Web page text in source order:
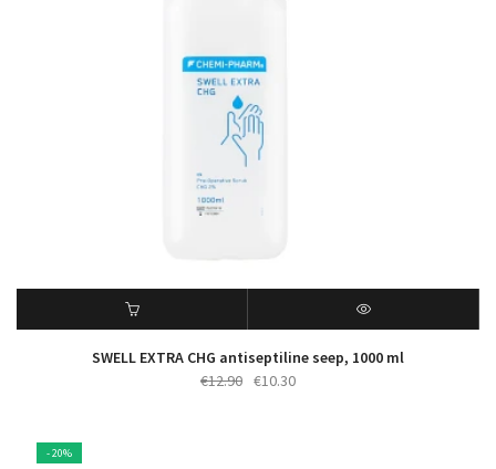
SWELL EXTRA CHG antiseptiline seep, 1000 ml
€12.90 Algne
€10.30Praegune
- 20%